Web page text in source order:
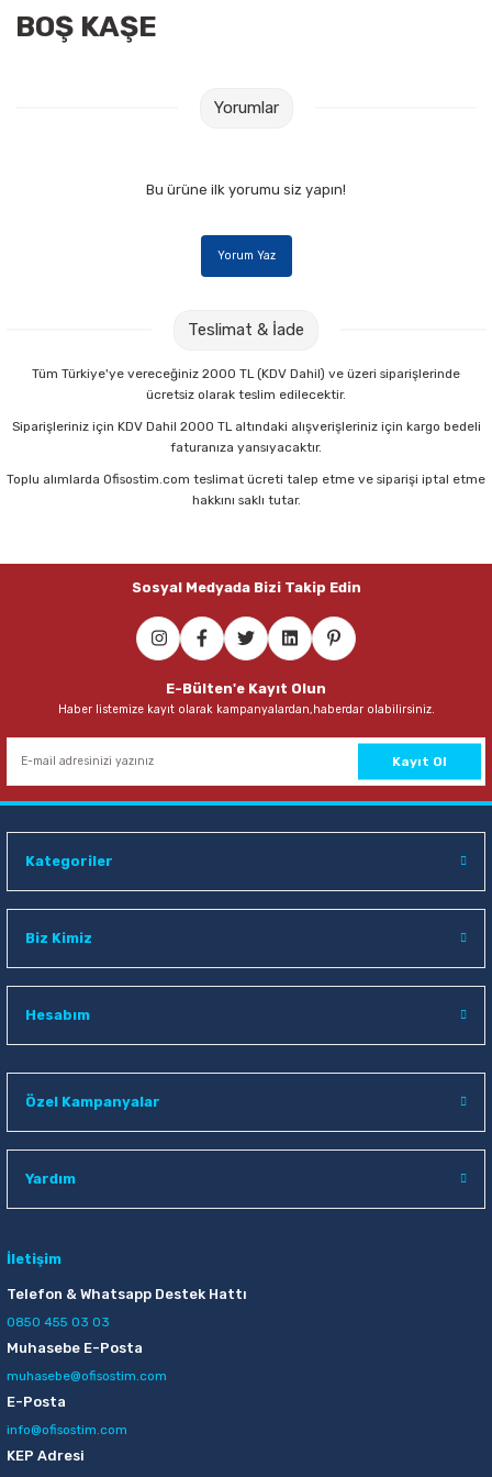
Zımba Telleri
Daksiller
Kaşe Gereçleri
Yapıştırıcılar
Ebru Boyaları
Guaj Boyaları
Kuru Boyalar
Mum Boyalar
Parmak Boyaları
Yağlı Boyalar
BOŞ KAŞE
Yorumlar
Bu ürüne ilk yorumu siz yapın!
Yorum Yaz
Teslimat & İade
Tüm Türkiye'ye vereceğiniz 2000 TL (KDV Dahil) ve üzeri siparişlerinde
ücretsiz olarak teslim edilecektir.
Siparişleriniz için KDV Dahil 2000 TL altındaki alışverişleriniz için kargo bedeli
faturanıza yansıyacaktır.
Toplu alımlarda Ofisostim.com teslimat ücreti talep etme ve siparişi iptal etme
hakkını saklı tutar.
Sosyal Medyada Bizi Takip Edin
E-Bülten'e Kayıt Olun
Haber listemize kayıt olarak kampanyalardan,haberdar olabilirsiniz.
Kayıt Ol
Kategoriler
Biz Kimiz
Hesabım
Özel Kampanyalar
Yardım
İletişim
Telefon & Whatsapp Destek Hattı
0850 455 03 03
Muhasebe E-Posta
muhasebe@ofisostim.com
E-Posta
info@ofisostim.com
KEP Adresi